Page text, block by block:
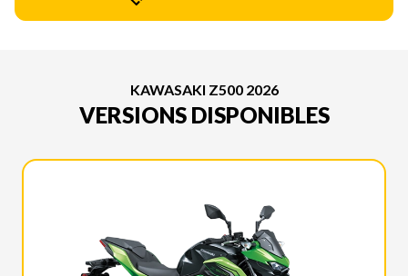
KAWASAKI Z500 2026
VERSIONS DISPONIBLES